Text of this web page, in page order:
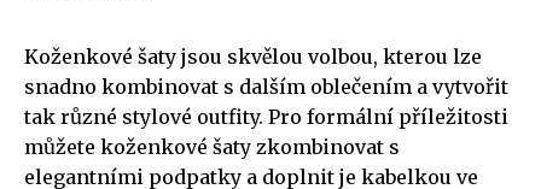
Koženkové šaty jsou skvělou volbou, kterou lze
snadno kombinovat s dalším oblečením a vytvořit
tak různé stylové outfity. Pro formální příležitosti
můžete koženkové šaty zkombinovat s
elegantními podpatky a doplnit je kabelkou ve